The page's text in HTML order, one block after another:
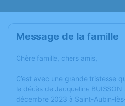
Message de la famille
Chère famille, chers amis,
C’est avec une grande tristesse
le décès de Jacqueline
décembre 2023 à Saint-Aubin-